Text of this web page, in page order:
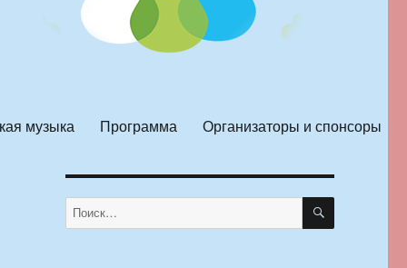
музыка Программа Организаторы и спонсоры
Искать: ПОИСК